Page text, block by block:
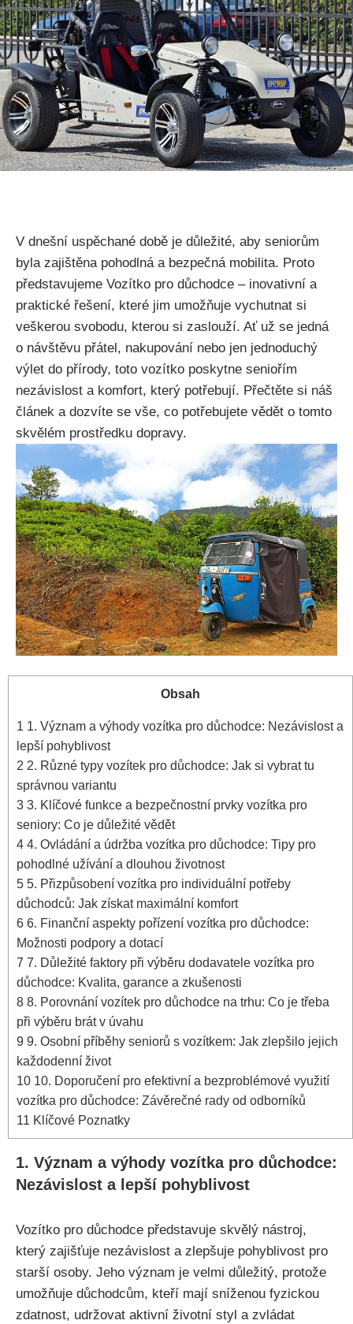
V dnešní uspěchané době je důležité, aby seniorům
byla zajištěna pohodlná a bezpečná mobilita. Proto
představujeme Vozítko pro důchodce – inovativní a
praktické řešení, které jim umožňuje vychutnat si
veškerou svobodu, kterou si zaslouží. Ať už se jedná
o návštěvu přátel, nakupování nebo jen jednoduchý
výlet do přírody, toto vozítko poskytne seniořím
nezávislost a komfort, který potřebují. Přečtěte si náš
článek a dozvíte se vše, co potřebujete vědět o tomto
skvělém prostředku dopravy.
Obsah
1 1. Význam a výhody vozítka pro důchodce: Nezávislost a
lepší pohyblivost
2 2. Různé typy vozítek pro důchodce: Jak si vybrat tu
správnou variantu
3 3. Klíčové funkce a bezpečnostní prvky vozítka pro
seniory: Co je důležité vědět
4 4. Ovládání a údržba vozítka pro důchodce: Tipy pro
pohodlné užívání a dlouhou životnost
5 5. Přizpůsobení vozítka pro individuální potřeby
důchodců: Jak získat maximální komfort
6 6. Finanční aspekty pořízení vozítka pro důchodce:
Možnosti podpory a dotací
7 7. Důležité faktory při výběru dodavatele vozítka pro
důchodce: Kvalita, garance a zkušenosti
8 8. Porovnání vozítek pro důchodce na trhu: Co je třeba
při výběru brát v úvahu
9 9. Osobní příběhy seniorů s vozítkem: Jak zlepšilo jejich
každodenní život
10 10. Doporučení pro efektivní a bezproblémové využití
vozítka pro důchodce: Závěrečné rady od odborníků
11 Klíčové Poznatky
1. Význam a výhody vozítka pro důchodce:
Nezávislost a lepší pohyblivost
Vozítko pro důchodce představuje skvělý nástroj,
který zajišťuje nezávislost a zlepšuje pohyblivost pro
starší osoby. Jeho význam je velmi důležitý, protože
umožňuje důchodcům, kteří mají sníženou fyzickou
zdatnost, udržovat aktivní životní styl a zvládat